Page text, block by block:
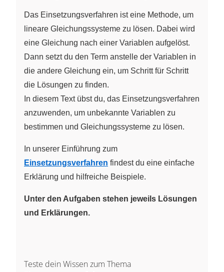
Das Einsetzungsverfahren ist eine Methode, um
lineare Gleichungssysteme zu lösen. Dabei wird
eine Gleichung nach einer Variablen aufgelöst.
Dann setzt du den Term anstelle der Variablen in
die andere Gleichung ein, um Schritt für Schritt
die Lösungen zu finden.
In diesem Text übst du, das Einsetzungsverfahren
anzuwenden, um unbekannte Variablen zu
bestimmen und Gleichungssysteme zu lösen.
In unserer Einführung zum
Einsetzungsverfahren findest du eine einfache
Erklärung und hilfreiche Beispiele.
Unter den Aufgaben stehen jeweils Lösungen
und Erklärungen.
Teste dein Wissen zum Thema